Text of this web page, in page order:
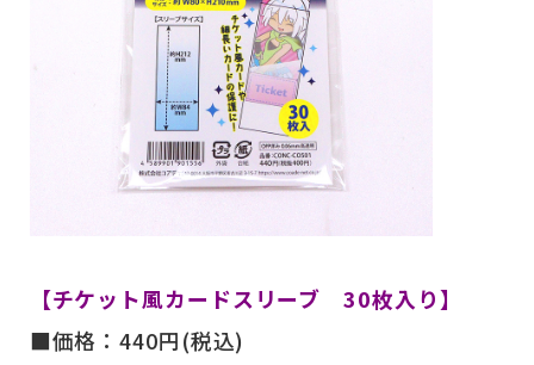
【チケット風カードスリーブ 30枚入り】
■価格：440円(税込)